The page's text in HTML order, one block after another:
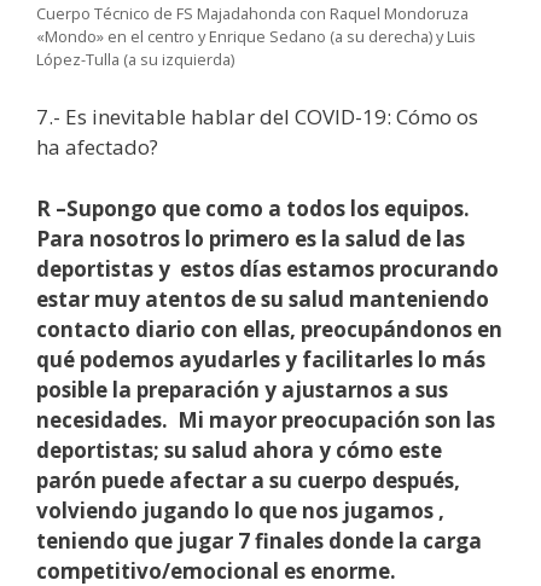
Cuerpo Técnico de FS Majadahonda con Raquel Mondoruza
«Mondo» en el centro y Enrique Sedano (a su derecha) y Luis
López-Tulla (a su izquierda)
7.- Es inevitable hablar del COVID-19: Cómo os
ha afectado?
R –Supongo que como a todos los equipos.
Para nosotros lo primero es la salud de las
deportistas y estos días estamos procurando
estar muy atentos de su salud manteniendo
contacto diario con ellas, preocupándonos en
qué podemos ayudarles y facilitarles lo más
posible la preparación y ajustarnos a sus
necesidades. Mi mayor preocupación son las
deportistas; su salud ahora y cómo este
parón puede afectar a su cuerpo después,
volviendo jugando lo que nos jugamos ,
teniendo que jugar 7 finales donde la carga
competitivo/emocional es enorme.